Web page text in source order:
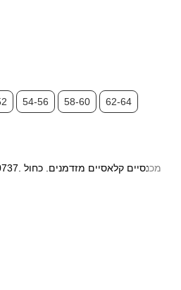
54-56 58-60 62-64